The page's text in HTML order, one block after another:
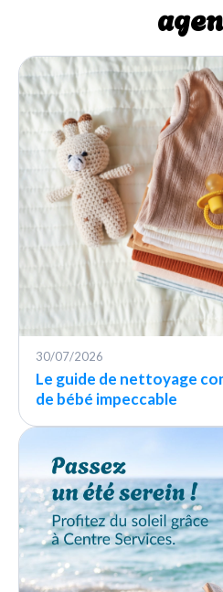
30/07/2026
Le guide de nettoyage
de bébé impeccable